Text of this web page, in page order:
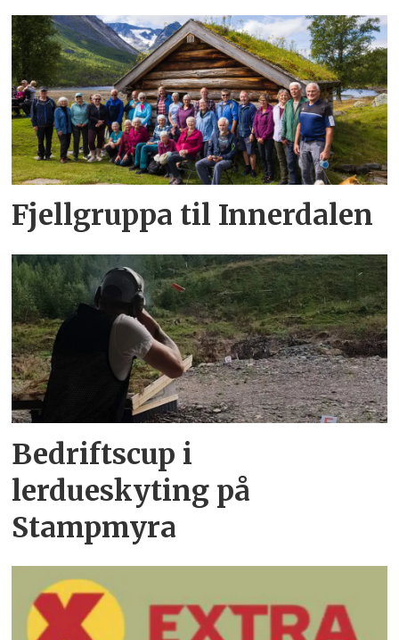
Fjellgruppa til Innerdalen
Bedriftscup i
lerdueskyting på
Stampmyra